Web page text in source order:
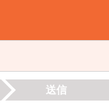
送信